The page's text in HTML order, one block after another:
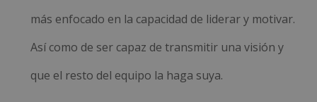
más enfocado en la capacidad de liderar y motivar.
Así como de ser capaz de transmitir una visión y
que el resto del equipo la haga suya.